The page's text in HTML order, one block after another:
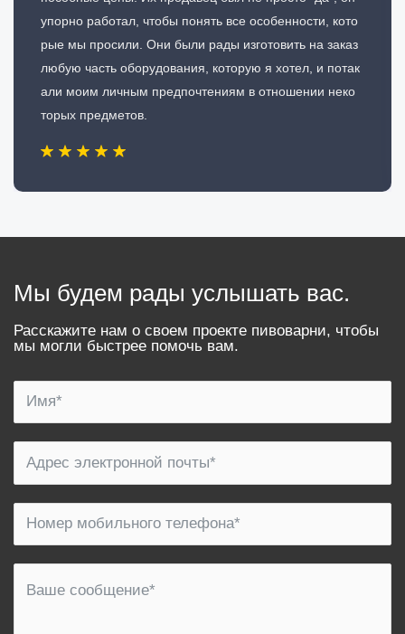
упорно работал, чтобы понять все особенности, кото
рые мы просили. Они были рады изготовить на заказ
любую часть оборудования, которую я хотел, и потак
али моим личным предпочтениям в отношении неко
торых предметов.
Мы будем рады услышать вас.
Расскажите нам о своем проекте пивоварни, чтобы
мы могли быстрее помочь вам.